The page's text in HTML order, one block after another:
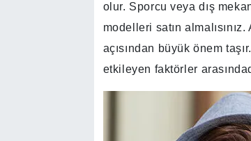
olur. Sporcu veya dış
modelleri satın
açısından büyük önem
etkileyen faktörler